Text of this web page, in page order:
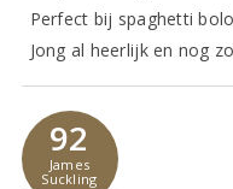
Perfect bij spaghetti
Jong al heerlijk en nog
92
James
Suckling